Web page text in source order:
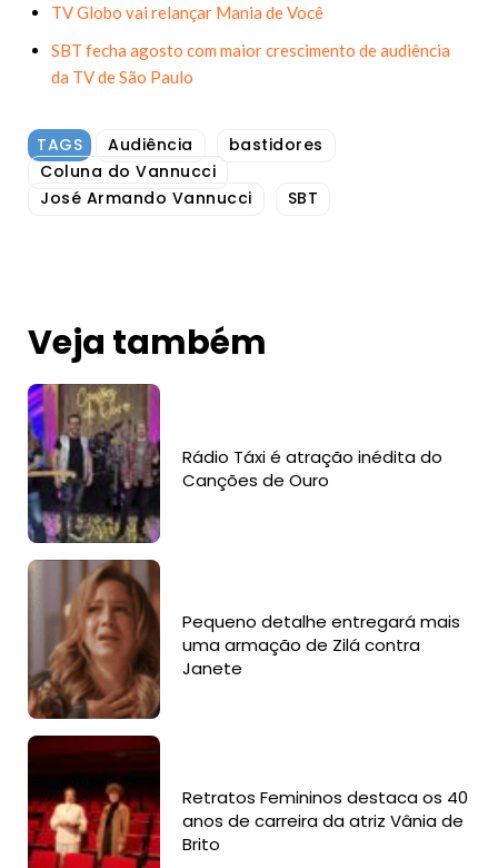
TV Globo vai relançar Mania de Você
SBT fecha agosto com maior crescimento de audiência
da TV de São Paulo
TAGS Audiência
bastidores
Coluna do Vannucci
José Armando Vannucci
SBT
Veja também
Rádio Táxi é atração inédita do
Canções de Ouro
Pequeno detalhe entregará mais
uma armação de Zilá contra
Janete
Retratos Femininos destaca os 40
anos de carreira da atriz Vânia de
Brito